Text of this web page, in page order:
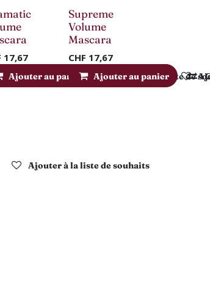
Ajouter à la liste de souhaits
Comparer Ajouter à la liste de
17,67
Ajouter au panier Comparer
Supreme
Volume
Mascara
CHF 17,67
Ajouter au panier
Ajouter à la liste de souhaits